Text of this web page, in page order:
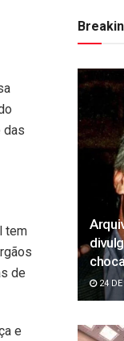
das
tem
de
e
24 DE